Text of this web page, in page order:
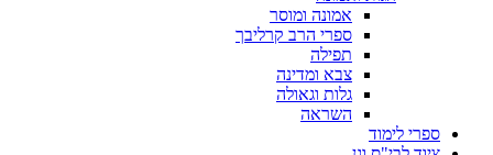
אמונה ומוסר
ספרי הרב קרליבך
תפילה
צבא ומדינה
גלות וגאולה
השראה
ספרי לימוד